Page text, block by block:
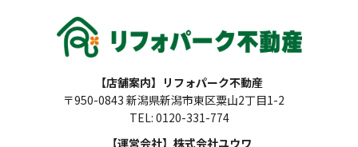
【店舗案内】リフォパーク不動産
〒950-0843 新潟県新潟市東区粟山2丁目1-2
TEL: 0120-331-774
【運営会社】株式会社ユウワ